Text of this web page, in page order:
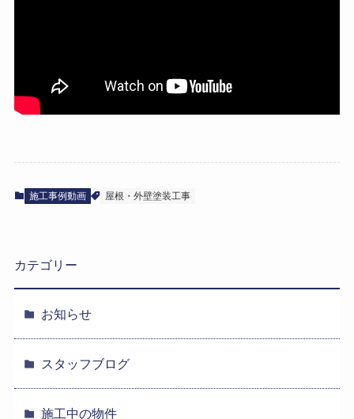
施工事例動画 屋根・外壁塗装工事
カテゴリー
お知らせ
スタッフブログ
施工中の物件